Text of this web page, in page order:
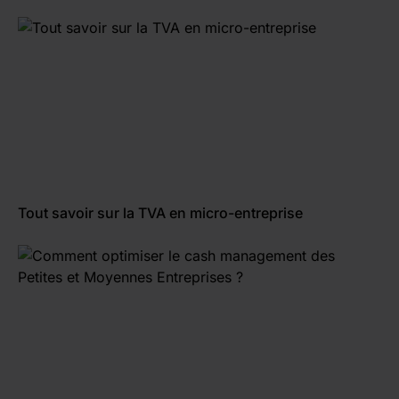
Tout savoir sur la TVA en micro-entreprise